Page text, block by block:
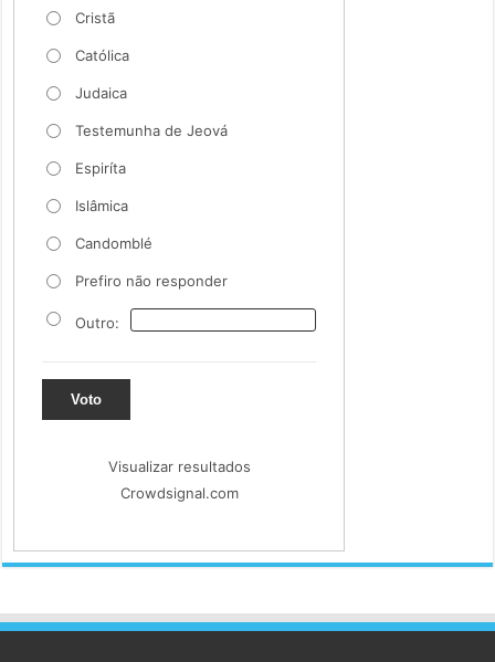
Cristã
Católica
Judaica
Testemunha de Jeová
Espiríta
Islâmica
Candomblé
Prefiro não responder
Outro:
Voto
Visualizar resultados
Crowdsignal.com